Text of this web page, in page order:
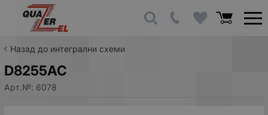
Назад до интегрални схеми
D8255AC
Арт.№: 6078